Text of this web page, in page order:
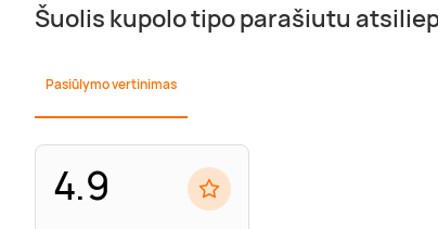
Šuolis kupolo tipo parašiutu
Pasiūlymo vertinimas
4.9